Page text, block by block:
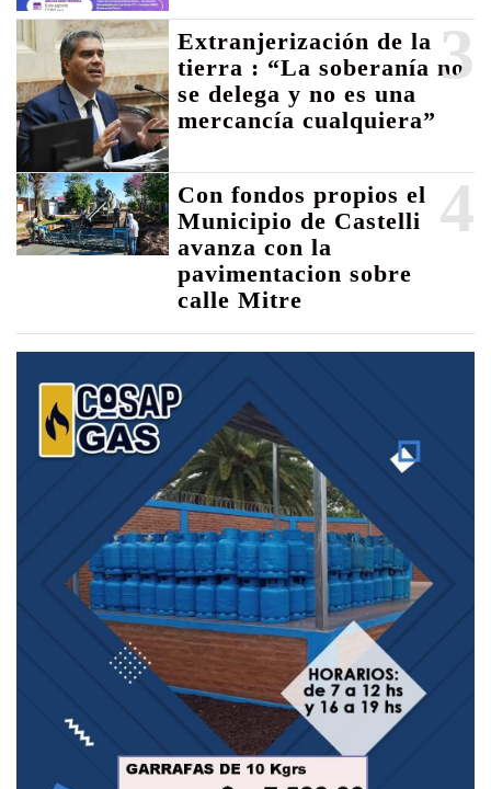
3
Extranjerización de la
tierra : “La soberanía no
se delega y no es una
mercancía cualquiera”
4
Con fondos propios el
Municipio de Castelli
avanza con la
pavimentacion sobre
calle Mitre